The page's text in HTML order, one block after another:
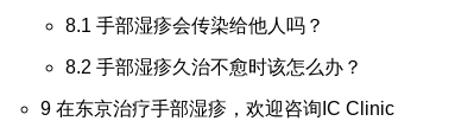
8.1 手部湿疹会传染给他人吗？
8.2 手部湿疹久治不愈时该怎么办？
9在东京治疗手部湿疹，欢迎咨询IC Clinic